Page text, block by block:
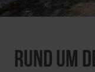
Rund um